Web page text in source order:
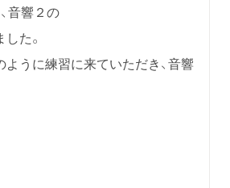
音響２の
た。
うに練習に来ていただき、音響